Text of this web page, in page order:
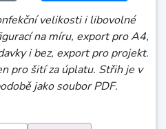
velikosti i libovolné
na míru, export pro A4,
i bez, export pro projekt.
pro šití za úplatu. Střih je v
jako soubor PDF.